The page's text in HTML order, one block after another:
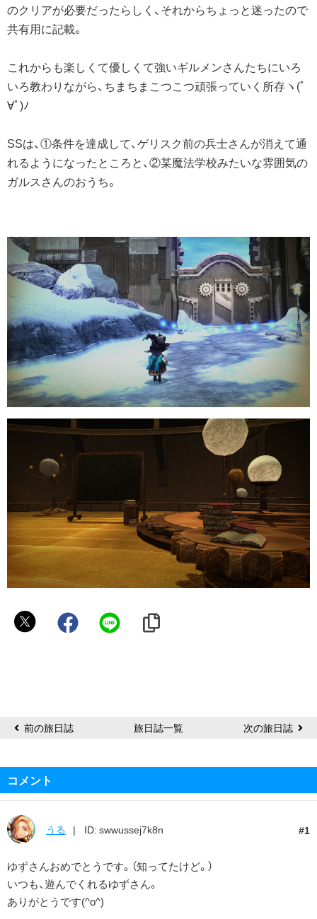
のクリアが必要だったらしく、それからちょっと迷ったので
共有用に記載。
これからも楽しくて優しくて強いギルメンさんたちにいろ
いろ教わりながら、ちまちまこつこつ頑張っていく所存ヽ(ﾟ
∀ﾟ)ﾉ
SSは、①条件を達成して、ゲリスク前の兵士さんが消えて通
れるようになったところと、②某魔法学校みたいな雰囲気の
ガルスさんのおうち。
ゆ
前の旅日誌 旅日誌一覧 次の旅日誌
コメント
1
うる ID: swwussej7k8n
ゆずさんおめでとうです。（知ってたけど。）
いつも、遊んでくれるゆずさん。
ありがとうです(^o^)